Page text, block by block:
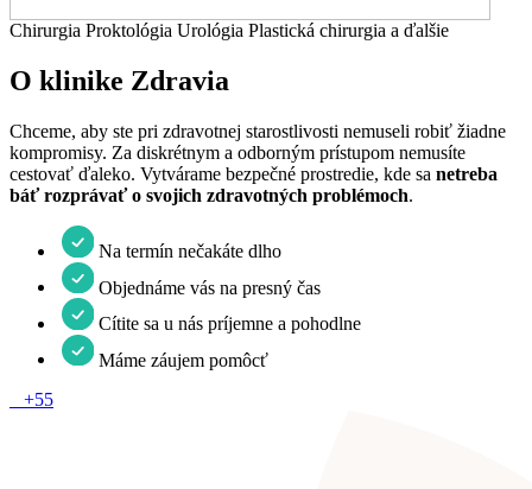
Chirurgia Proktológia Urológia Plastická chirurgia a ďalšie
O klinike Zdravia
Chceme, aby ste pri zdravotnej starostlivosti nemuseli robiť žiadne
kompromisy. Za diskrétnym a odborným prístupom nemusíte
cestovať ďaleko. Vytvárame bezpečné prostredie, kde sa netreba
báť rozprávať o svojich zdravotných problémoch.
Na termín nečakáte dlho
Objednáme vás na presný čas
Cítite sa u nás príjemne a pohodlne
Máme záujem pomôcť
+55